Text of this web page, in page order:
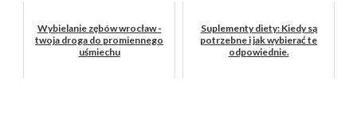
Wybielanie zębów wrocław -
twoja droga do promiennego
uśmiechu
Suplementy diety: Kiedy są
potrzebne i jak wybierać te
odpowiednie.